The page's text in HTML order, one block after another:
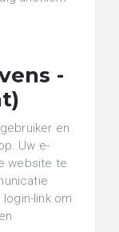
-
en
Uw e-
website te
link om